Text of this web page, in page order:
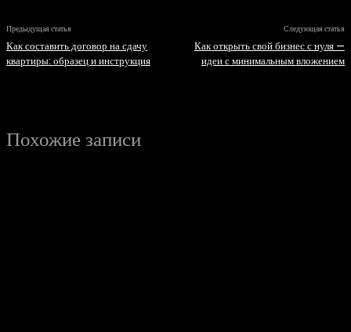
Предыдущая статья
Как составить договор на сдачу
квартиры: образец и инструкция
Следующая статья
Как открыть свой бизнес с нуля —
идеи с минимальным вложением
Похожие записи